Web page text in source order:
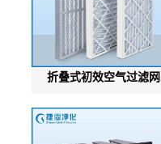
折叠式初效空气过滤网